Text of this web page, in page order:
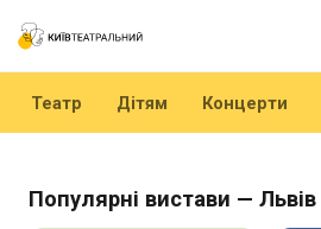
Театр Дітям Концерти
Популярні вистави — Львів